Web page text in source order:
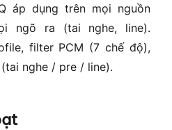
áp dụng trên mọi nguồn
ngõ ra (tai nghe, line).
filter PCM (7 chế độ),
nghe / pre / line).